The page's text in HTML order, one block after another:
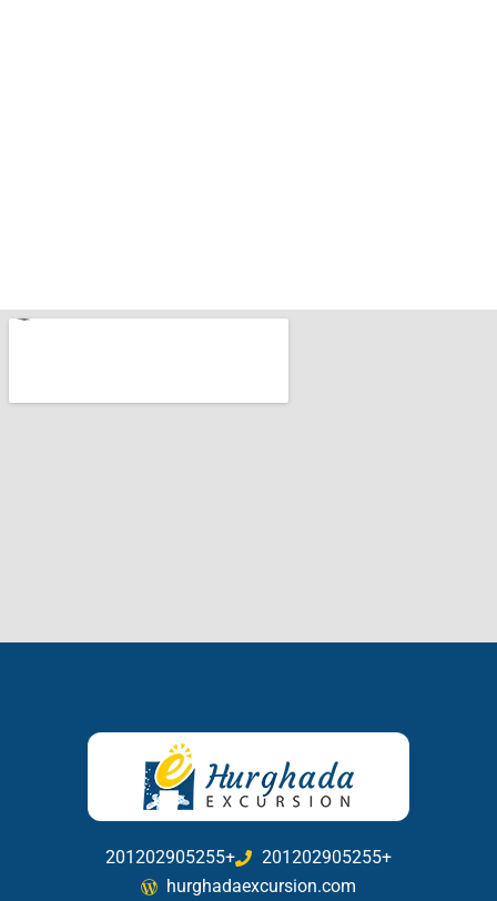
201202905255+
201202905255+
hurghadaexcursion.com